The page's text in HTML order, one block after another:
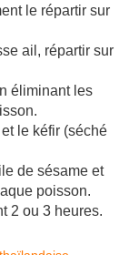
le répartir sur
ail, répartir sur
éliminant les
le kéfir (séché
de sésame et
poisson.
2 ou 3 heures.